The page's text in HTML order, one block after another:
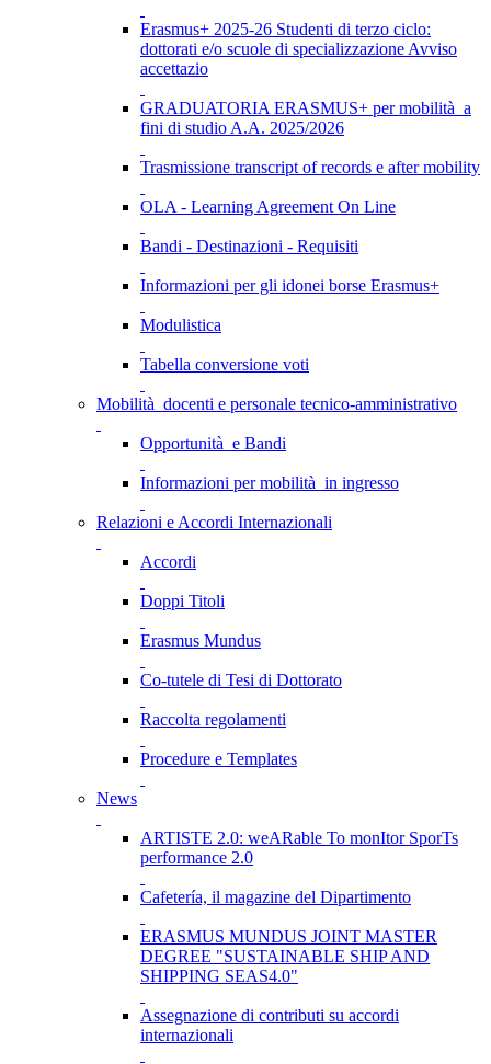
Erasmus+ 2025-26 Studenti di terzo ciclo:
dottorati e/o scuole di specializzazione Avviso
accettazio
GRADUATORIA ERASMUS+ per mobilità a
fini di studio A.A. 2025/2026
Trasmissione transcript of records e after mobility
OLA - Learning Agreement On Line
Bandi - Destinazioni - Requisiti
Informazioni per gli idonei borse Erasmus+
Modulistica
Tabella conversione voti
Mobilità docenti e personale tecnico-amministrativo
Opportunità e Bandi
Informazioni per mobilità in ingresso
Relazioni e Accordi Internazionali
Accordi
Doppi Titoli
Erasmus Mundus
Co-tutele di Tesi di Dottorato
Raccolta regolamenti
Procedure e Templates
News
ARTISTE 2.0: weARable To monItor SporTs
performance 2.0
Cafetería, il magazine del Dipartimento
ERASMUS MUNDUS JOINT MASTER
DEGREE "SUSTAINABLE SHIP AND
SHIPPING SEAS4.0"
Assegnazione di contributi su accordi
internazionali